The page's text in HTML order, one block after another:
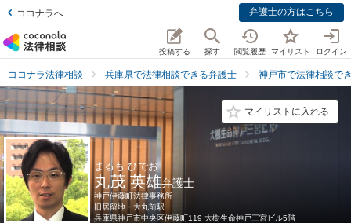
ココナラへ 弁護士の方はこちら
投稿する 探す 閲覧履歴 マイリスト ログイン
ココナラ法律相談 兵庫県で法律相談できる弁護士 神戸市で法律相談で
マイリストに入れる
まるも ひでお
丸茂 英雄弁護士
神戸伊藤町法律事務所
旧居留地・大丸前駅
兵庫県神戸市中央区伊藤町119 大樹生命神戸三宮ビル5階